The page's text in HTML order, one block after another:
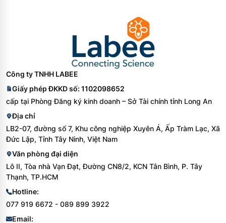
Công ty TNHH LABEE
Giấy phép ĐKKD số: 1102098652
cấp tại Phòng Đăng ký kinh doanh – Sở Tài chính tỉnh Long An
Địa chỉ
LB2-07, đường số 7, Khu công nghiệp Xuyên Á, Ấp Tràm Lạc, Xã
Đức Lập, Tỉnh Tây Ninh, Việt Nam
Văn phòng đại diện
Lô II, Tòa nhà Vạn Đạt, Đường CN8/2, KCN Tân Bình, P. Tây
Thạnh, TP.HCM
Hotline:
077 919 6672 - 089 899 3922
Email: